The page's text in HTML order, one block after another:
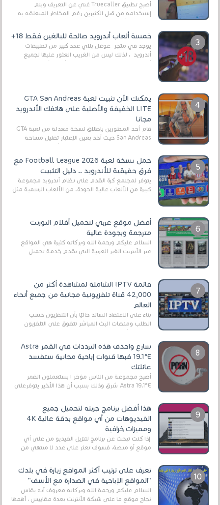
أصبح تطبيق Truecaller غني عن التعريف ويتم
إستخدامه من قبل الكثيرين رغم المخاطر المتعلقه به
خمسة ألعاب أندرويد صالحة للبالغين فقط 18+
يوجد في متجر غوغل بلاي عدد كبير من تطبيقات
أندرويد ، لذلك ليس من الغريب العثور عليها لجميع
يمكنك الآن تثبيت لعبة GTA San Andreas
LITE الخفيفة والأصلية على هاتفك الأندرويد
مجانا
قام أحد المطورين بإطلاق نسخة معدلة من لعبة GTA
San Andreas حيث أخد بعين الإعتبار تقليل مساحة
حمل نسخة لعبة Football League 2026 مع
فرق حقيقية للأندرويد .. دليل التثبيت
يتوفر لمجتمع كرة القدم على نظام أندرويد مجموعة
كبيرة من الألعاب عالية الجودة. من الألعاب الرسمية مثل
أفضل موقع عربي لتحميل أفلام التورنت
مترجمة وبجودة عالية
السلام عليكم ورحمة الله وبركاته كثيرة هي المواقع
عبر الأنترنت الغير العربية التي تقدم خدمة تحميل
الأفلام على التورنت ، ومعظم هذه المواقع ل...
قائمة IPTV الشاملة لمشاهدة أكثر من
42,000 قناة تلفزيونية مجانية من جميع أنحاء
العالم
بناءً على الاعتقاد السائد حاليًا بأن التلفزيون حسب
الطلب ومنصات البث المباشر تتفوق على التلفزيون
الرقمي الأرضي التقليدي، يُعدّ IPTV-org خيار...
سارع واحذف هذه الترددات في القمر Astra
19.1°E فبها قنوات إباحية مجانية ستفسد
عائلتك
أصبح مجموعة من الناس مؤخر ا يستعملون القمر
Astra 19.1°E شرق وذلك بسبب أن هذا الأخير يتوفرعلى
هذا أفضل برنامج جربته لتحميل جميع
الفيديوهات من أي مواقع بدقة عالية 4K
ومميزات خرافية
إذا كنت تبحث عن برنامج لتنزيل الفيديو من على أي
موقع أو منصة، فسوف تعثر على عدد لا منتهي من
تعرف على ترتيب أكثر المواقع زيارة في بلدك
"المواقع الإباحية في الصدارة مع الأسف"
السلام عليكم ورحمة الله وبركاته معروف أنه يقاس
نجاح موقع ما على شبكة الأنترنت بعدة مقاييس ، أهمها